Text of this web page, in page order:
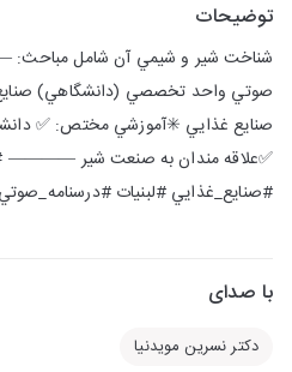
توضیحات
شناخت شير و شيمي آن شامل
صوتي واحد تخصصي (دانشگاهي)
صنايع غذايي ✳️آموزشي مختص: ✅
✅علاقه مندان به صنعت شير ————
#صنايع_غذايي #لبنيات
با صدای
دكتر نسرين مويدنيا